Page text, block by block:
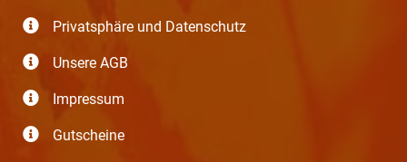
Privatsphäre und Datenschutz
Unsere AGB
Impressum
Gutscheine